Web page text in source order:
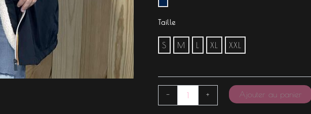
Taille
S M L XL XXL
- + Ajouter au panier